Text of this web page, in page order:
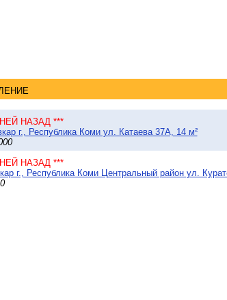
НАЗАД ***
г., Республика Коми ул. Катаева 37А, 14 м²
НАЗАД ***
г., Республика Коми Центральный район ул.